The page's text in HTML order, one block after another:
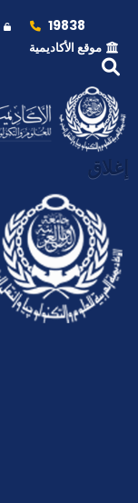
19838
موقع الأكاديمية
إغلاق